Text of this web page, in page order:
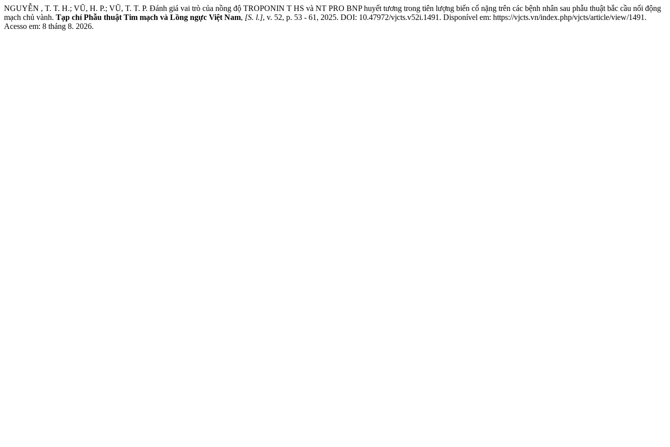
NGUYỄN , T. T. H.; VŨ, H. P.; VŨ, T. T. P. Đánh giá vai trò của nồng độ TROPONIN T HS và NT PRO BNP huyết tương trong tiên lượng biến cố nặng trên các bệnh nhân sau phẫu thuật bắc cầu nối động
mạch chủ vành. Tạp chí Phẫu thuật Tim mạch và Lồng ngực Việt Nam, [S. l.], v. 52, p. 53 - 61, 2025. DOI: 10.47972/vjcts.v52i.1491. Disponível em: https://vjcts.vn/index.php/vjcts/article/view/1491.
Acesso em: 8 tháng 8. 2026.